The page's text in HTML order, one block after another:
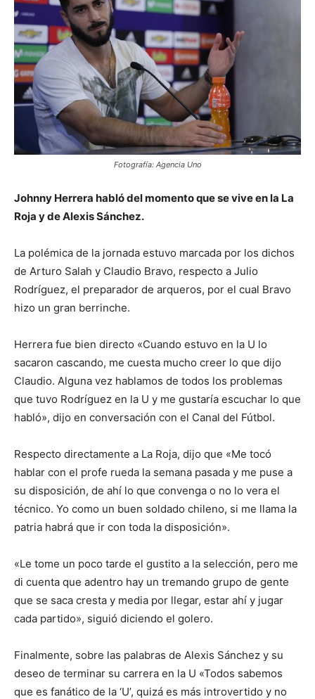
Fotografía: Agencia Uno
Johnny Herrera habló del momento que se vive en la La
Roja y de Alexis Sánchez.
La polémica de la jornada estuvo marcada por los dichos
de Arturo Salah y Claudio Bravo, respecto a Julio
Rodríguez, el preparador de arqueros, por el cual Bravo
hizo un gran berrinche.
Herrera fue bien directo «Cuando estuvo en la U lo
sacaron cascando, me cuesta mucho creer lo que dijo
Claudio. Alguna vez hablamos de todos los problemas
que tuvo Rodríguez en la U y me gustaría escuchar lo que
habló», dijo en conversación con el Canal del Fútbol.
Respecto directamente a La Roja, dijo que «Me tocó
hablar con el profe rueda la semana pasada y me puse a
su disposición, de ahí lo que convenga o no lo vera el
técnico. Yo como un buen soldado chileno, si me llama la
patria habrá que ir con toda la disposición».
«Le tome un poco tarde el gustito a la selección, pero me
di cuenta que adentro hay un tremando grupo de gente
que se saca cresta y media por llegar, estar ahí y jugar
cada partido», siguió diciendo el golero.
Finalmente, sobre las palabras de Alexis Sánchez y su
deseo de terminar su carrera en la U «Todos sabemos
que es fanático de la ‘U’, quizá es más introvertido y no